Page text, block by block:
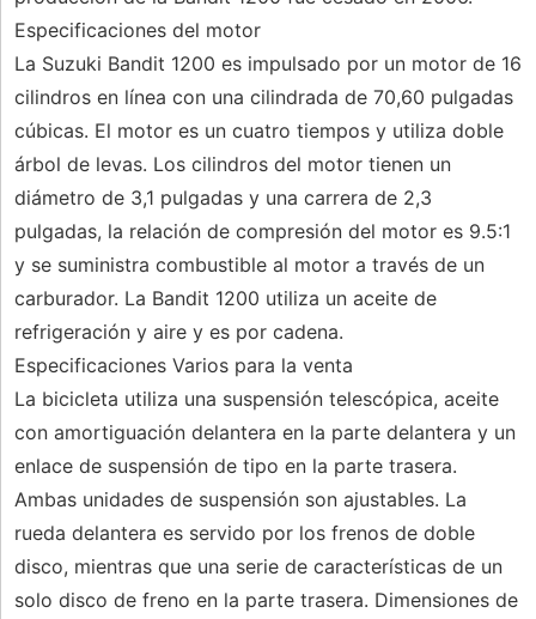
Especificaciones del motor
La Suzuki Bandit 1200 es impulsado por un motor de 16
cilindros en línea con una cilindrada de 70,60 pulgadas
cúbicas. El motor es un cuatro tiempos y utiliza doble
árbol de levas. Los cilindros del motor tienen un
diámetro de 3,1 pulgadas y una carrera de 2,3
pulgadas, la relación de compresión del motor es 9.5:1
y se suministra combustible al motor a través de un
carburador. La Bandit 1200 utiliza un aceite de
refrigeración y aire y es por cadena.
Especificaciones Varios para la venta
La bicicleta utiliza una suspensión telescópica, aceite
con amortiguación delantera en la parte delantera y un
enlace de suspensión de tipo en la parte trasera.
Ambas unidades de suspensión son ajustables. La
rueda delantera es servido por los frenos de doble
disco, mientras que una serie de características de un
solo disco de freno en la parte trasera. Dimensiones de